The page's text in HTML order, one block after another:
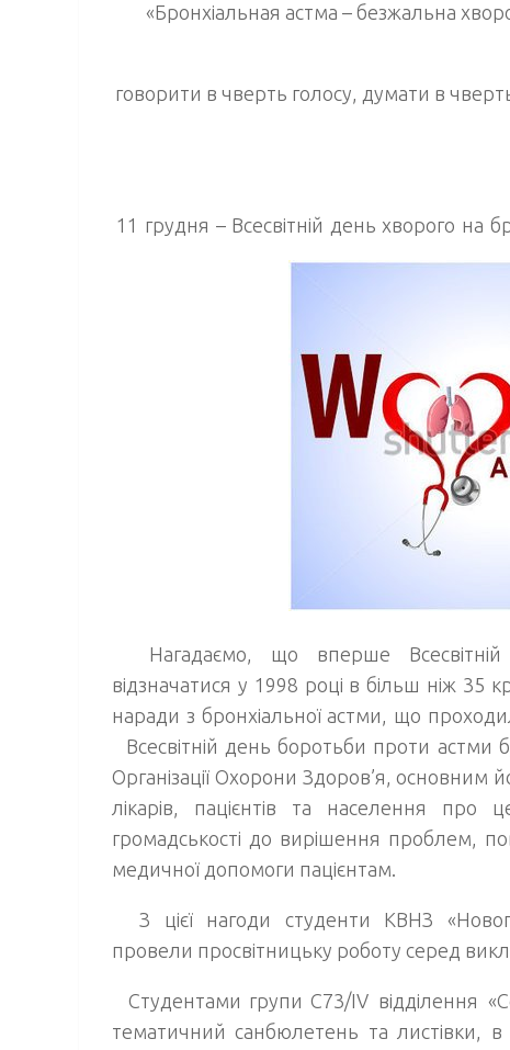
«Бронхіальная астма – безжальна
говорити в чверть голосу, думати в
11 грудня – Всесвітній день хворого на
Нагадаємо, що вперше
відзначатися у 1998 році в більш ніж 35
наради з бронхіальної астми, що
Всесвітній день боротьби проти астми
Організації Охорони Здоров’я, основним
лікарів, пацієнтів та населення про
громадськості до вирішення проблем,
медичної допомоги пацієнтам.
З цієї нагоди студенти КВНЗ
провели просвітницьку роботу серед
Студентами групиС73/ІV відділення
тематичний санбюлетень та листівки,